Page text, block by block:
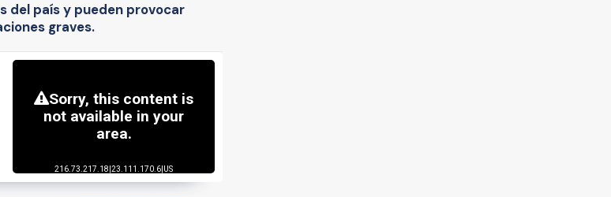
del país y pueden provocar
graves.